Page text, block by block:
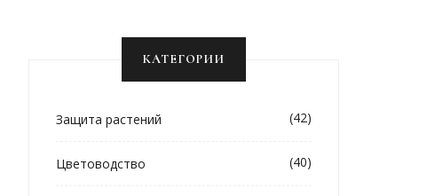
КАТЕГОРИИ
Защита растений (42)
Цветоводство (40)